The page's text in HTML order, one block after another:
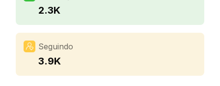
2.3K
Seguindo
3.9K